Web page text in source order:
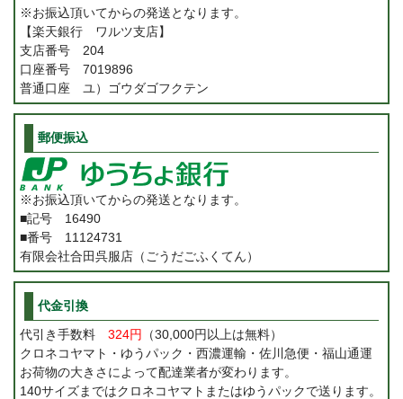
※お振込頂いてからの発送となります。
【楽天銀行 ワルツ支店】
支店番号 204
口座番号 7019896
普通口座 ユ）ゴウダゴフクテン
郵便振込
※お振込頂いてからの発送となります。
■記号 16490
■番号 11124731
有限会社合田呉服店（ごうだごふくてん）
代金引換
代引き手数料 324円
（30,000円以上は無料）
クロネコヤマト・ゆうパック・西濃運輸・佐川急便・福山通運
お荷物の大きさによって配達業者が変わります。
140サイズまではクロネコヤマトまたはゆうパックで送ります。